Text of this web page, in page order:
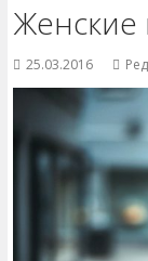
Женские
25.03.2016